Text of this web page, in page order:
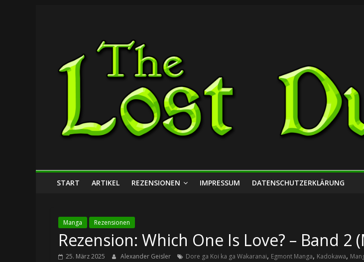
Lost
Dungeon
START ARTIKEL REZENSIONEN IMPRESSUM DATENSCHUTZERKLÄRUNG
Manga Rezensionen
Rezension: Which One Is Love? – Band 2
25. März 2025 Alexander Geisler Dore ga Koi ka ga Wakaranai, Egmont Manga, Kadokawa,